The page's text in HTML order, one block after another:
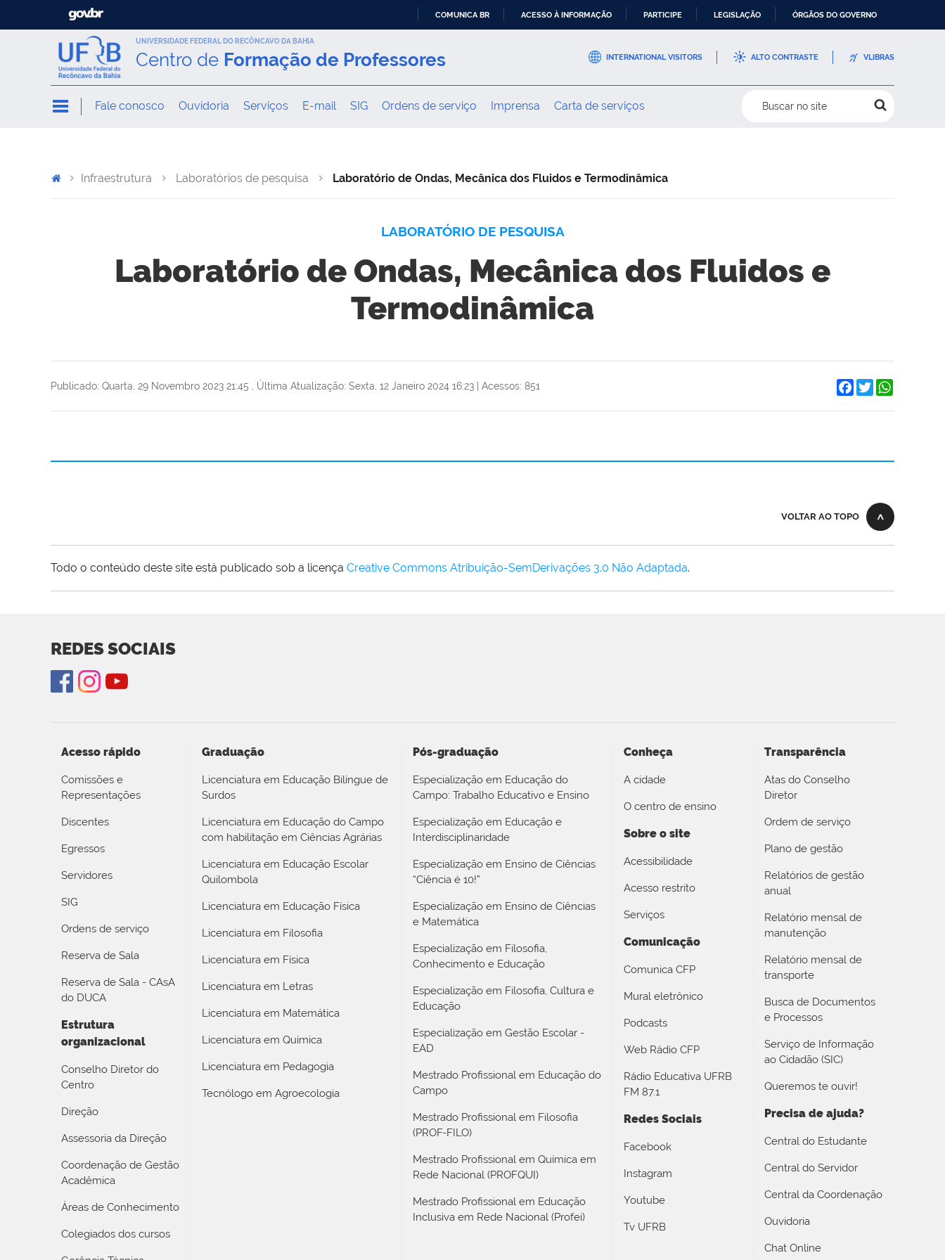
CONTEÚDO
COMUNICA BR ACESSO À INFORMAÇÃO PARTICIPE LEGISLAÇÃO ÓRGÃOS DO GOVERNO
UNIVERSIDADE FEDERAL DO RECÔNCAVO DA BAHIA
Centro de Formação de Professores INTERNATIONAL VISITORS ALTO CONTRASTE VLIBRAS
Fale conosco Ouvidoria Serviços E-mail SIG Ordens de serviço Imprensa Carta de serviços Buscar no site
Infraestrutura Laboratórios de pesquisa Laboratório de Ondas, Mecânica dos Fluidos e Termodinâmica
LABORATÓRIO DE PESQUISA
Laboratório de Ondas, Mecânica dos Fluidos e
Termodinâmica
Publicado: Quarta, 29 Novembro 2023 21:45 Última Atualização: Sexta, 12 Janeiro 2024 16:23 | Acessos: 851 Facebook
Twitter
VOLTAR AO TOPO
Todo o conteúdo deste site está publicado sob a licença Creative Commons Atribuição-SemDerivações 3.0 Não Adaptada.
REDES SOCIAIS
Acesso rápido
Comissões e
Representações
Discentes
Egressos
Servidores
SIG
Ordens de serviço
Reserva de Sala
Reserva de Sala - CAsA
do DUCA
Estrutura
organizacional
Conselho Diretor do
Centro
Direção
Assessoria da Direção
Coordenação de Gestão
Acadêmica
Áreas de Conhecimento
Colegiados dos cursos
Graduação
Licenciatura em Educação Bilíngue de
Surdos
Licenciatura em Educação do Campo
com habilitação em Ciências Agrárias
Licenciatura em Educação Escolar
Quilombola
Licenciatura em Educação Física
Licenciatura em Filosofia
Licenciatura em Física
Licenciatura em Letras
Licenciatura em Matemática
Licenciatura em Química
Licenciatura em Pedagogia
Tecnólogo em Agroecologia
Pós-graduação
Especialização em Educação do
Campo: Trabalho Educativo e Ensino
Especialização em Educação e
Interdisciplinaridade
Especialização em Ensino de Ciências
“Ciência é 10!”
Especialização em Ensino de Ciências
e Matemática
Especialização em Filosofia,
Conhecimento e Educação
Especialização em Filosofia, Cultura e
Educação
Especialização em Gestão Escolar -
EAD
Mestrado Profissional em Educação do
Campo
Mestrado Profissional em Filosofia
(PROF-FILO)
Mestrado Profissional em Química em
Rede Nacional (PROFQUI)
Mestrado Profissional em Educação
Inclusiva em Rede Nacional (Profei)
Conheça
A cidade
O centro de ensino
Sobre o site
Acessibilidade
Acesso restrito
Serviços
Comunicação
Comunica CFP
Mural eletrônico
Podcasts
Web Rádio CFP
Rádio Educativa UFRB
FM 87.1
Redes Sociais
Facebook
Instagram
Youtube
Tv UFRB
Transparência
Atas do Conselho
Diretor
Ordem de serviço
Plano de gestão
Relatórios de gestão
anual
Relatório mensal de
manutenção
Relatório mensal de
transporte
Busca de Documentos
e Processos
Serviço de Informação
ao Cidadão (SIC)
Queremos te ouvir!
Precisa de ajuda?
Central do Estudante
Central do Servidor
Central da Coordenação
Ouvidoria
Chat Online